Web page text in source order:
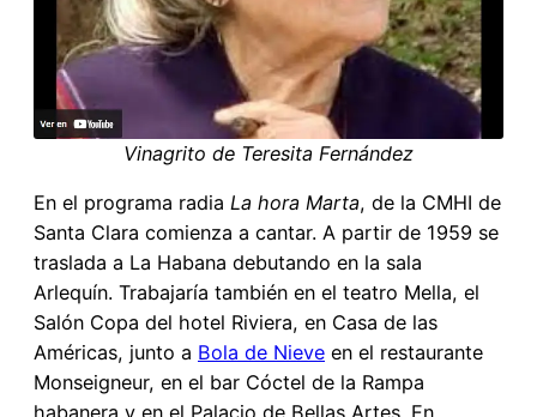
Vinagrito de Teresita Fernández
En el programa radia La hora Marta, de la CMHI de
Santa Clara comienza a cantar. A partir de 1959 se
traslada a La Habana debutando en la sala
Arlequín. Trabajaría también en el teatro Mella, el
Salón Copa del hotel Riviera, en Casa de las
Américas, junto a Bola de Nieve en el restaurante
Monseigneur, en el bar Cóctel de la Rampa